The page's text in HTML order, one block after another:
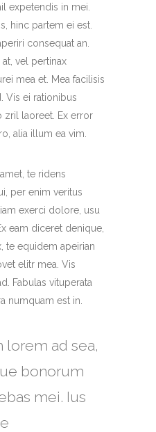
expetendis in mei.
hinc partem ei est.
consequat an.
vel pertinax
mea et. Mea facilisis
Vis ei rationibus
zril laoreet. Ex error
alia illum ea vim.
te ridens
per enim veritus
exerci dolore, usu
eam diceret denique,
te equidem apeirian
elitr mea. Vis
Fabulas vituperata
numquam est in.
lorem ad sea,
bonorum
mei. Ius